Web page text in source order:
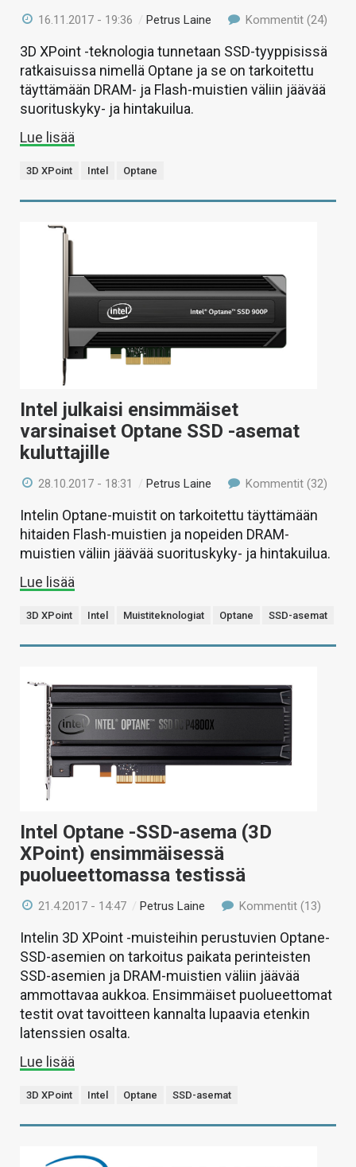
16.11.2017 - 19:36 /Petrus Laine Kommentit (24)
3D XPoint -teknologia tunnetaan SSD-tyyppisissä
ratkaisuissa nimellä Optane ja se on tarkoitettu
täyttämään DRAM- ja Flash-muistien väliin jäävää
suorituskyky- ja hintakuilua.
Lue lisää
3D XPoint Intel Optane
Intel julkaisi ensimmäiset
varsinaiset Optane SSD -asemat
kuluttajille
28.10.2017 - 18:31 /Petrus Laine Kommentit (32)
Intelin Optane-muistit on tarkoitettu täyttämään
hitaiden Flash-muistien ja nopeiden DRAM-
muistien väliin jäävää suorituskyky- ja hintakuilua.
Lue lisää
3D XPoint Intel Muistiteknologiat Optane SSD-asemat
Intel Optane -SSD-asema (3D
XPoint) ensimmäisessä
puolueettomassa testissä
21.4.2017 - 14:47 /Petrus Laine Kommentit (13)
Intelin 3D XPoint -muisteihin perustuvien Optane-
SSD-asemien on tarkoitus paikata perinteisten
SSD-asemien ja DRAM-muistien väliin jäävää
ammottavaa aukkoa. Ensimmäiset puolueettomat
testit ovat tavoitteen kannalta lupaavia etenkin
latenssien osalta.
Lue lisää
3D XPoint Intel Optane SSD-asemat